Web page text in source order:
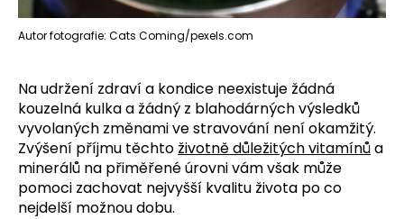
Autor fotografie: Cats Coming/pexels.com
Na udržení zdraví a kondice neexistuje žádná
kouzelná kulka a žádný z blahodárných výsledků
vyvolaných změnami ve stravování není okamžitý.
Zvýšení příjmu těchto životně důležitých vitamínůa
minerálů na přiměřené úrovni vám však může
pomoci zachovat nejvyšší kvalitu života po co
nejdelší možnou dobu.